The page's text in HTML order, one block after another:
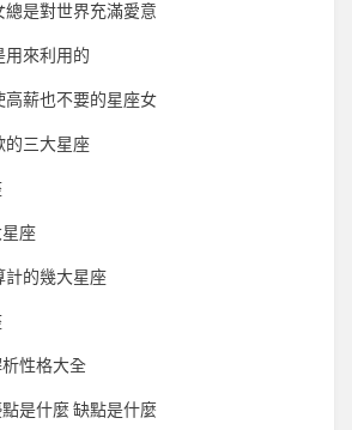
是對世界充滿愛意
用來利用的
高薪也不要的星座女
的三大星座
座
計的幾大星座
性格大全
是什麼 缺點是什麼